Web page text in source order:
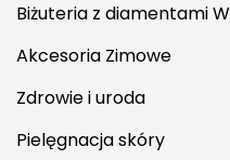
Biżuteria z diamentami
Akcesoria Zimowe
Zdrowie i uroda
Pielęgnacja skóry